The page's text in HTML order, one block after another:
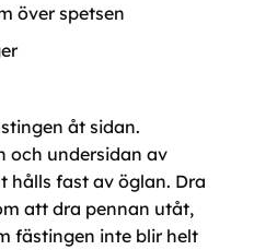
över spetsen
åt sidan.
och undersidan av
hålls fast av öglan. Dra
att dra pennan utåt,
fästingen inte blir helt